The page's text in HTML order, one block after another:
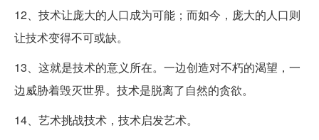
12、技术让庞大的人口成为可能；而如今，庞大的人口则
让技术变得不可或缺。
13、这就是技术的意义所在。一边创造对不朽的渴望，一
边威胁着毁灭世界。技术是脱离了自然的贪欲。
14、艺术挑战技术，技术启发艺术。